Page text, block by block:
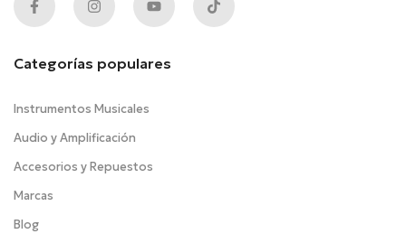
Categorías populares
Instrumentos Musicales
Audio y Amplificación
Accesorios y Repuestos
Marcas
Blog